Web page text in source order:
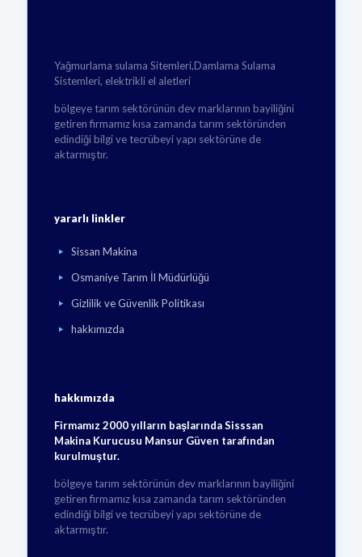
Yağmurlama sulama Sitemleri,Damlama Sulama
Sistemleri, elektrikli el aletleri
bölgeye tarım sektörünün dev marklarının bayiliğini
getiren firmamız kısa zamanda tarım sektöründen
edindiği bilgi ve tecrübeyi yapı sektörüne de
aktarmıştır.
yararlı linkler
Sissan Makina
Osmaniye Tarım İl Müdürlüğü
Gizlilik ve Güvenlik Politikası
hakkımızda
hakkımızda
Firmamız 2000 yılların başlarında Sisssan
Makina Kurucusu Mansur Güven tarafından
kurulmuştur.
bölgeye tarım sektörünün dev marklarının bayiliğini
getiren firmamız kısa zamanda tarım sektöründen
edindiği bilgi ve tecrübeyi yapı sektörüne de
aktarmıştır.